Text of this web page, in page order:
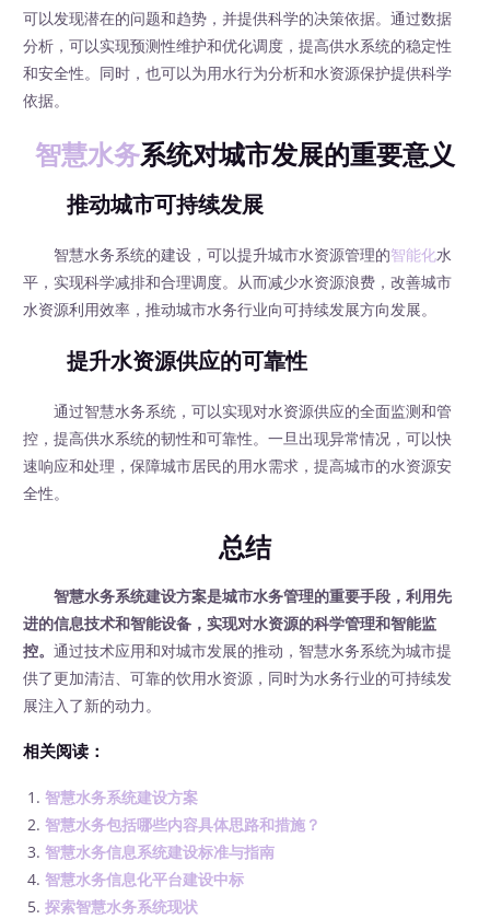
可以发现潜在的问题和趋势，并提供科学的决策依据。通过数据
分析，可以实现预测性维护和优化调度，提高供水系统的稳定性
和安全性。同时，也可以为用水行为分析和水资源保护提供科学
依据。
智慧水务系统对城市发展的重要意义
推动城市可持续发展
智慧水务系统的建设，可以提升城市水资源管理的智能化水
平，实现科学减排和合理调度。从而减少水资源浪费，改善城市
水资源利用效率，推动城市水务行业向可持续发展方向发展。
提升水资源供应的可靠性
通过智慧水务系统，可以实现对水资源供应的全面监测和管
控，提高供水系统的韧性和可靠性。一旦出现异常情况，可以快
速响应和处理，保障城市居民的用水需求，提高城市的水资源安
全性。
总结
智慧水务系统建设方案是城市水务管理的重要手段，利用先
进的信息技术和智能设备，实现对水资源的科学管理和智能监
控。通过技术应用和对城市发展的推动，智慧水务系统为城市提
供了更加清洁、可靠的饮用水资源，同时为水务行业的可持续发
展注入了新的动力。
相关阅读：
智慧水务系统建设方案
智慧水务包括哪些内容具体思路和措施？
智慧水务信息系统建设标准与指南
智慧水务信息化平台建设中标
探索智慧水务系统现状